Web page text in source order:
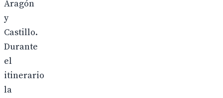
Aragón
y
Castillo.
Durante
el
itinerario
la